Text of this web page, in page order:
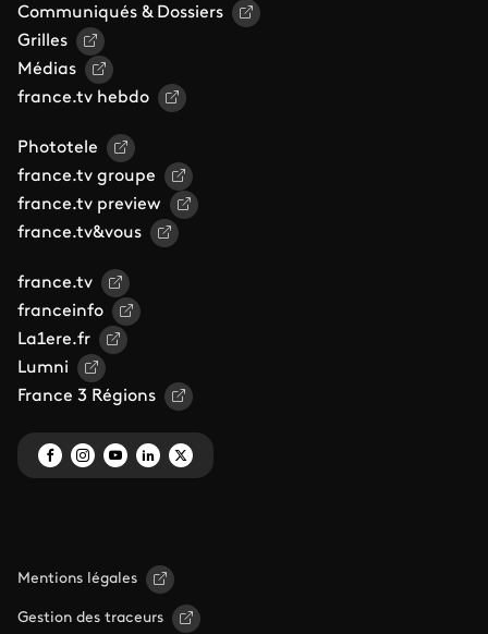
Communiqués & Dossiers
Grilles
Médias
france.tv hebdo
Phototele
france.tv groupe
france.tv preview
france.tv&vous
france.tv
franceinfo
La1ere.fr
Lumni
France 3 Régions
Mentions légales
Gestion des traceurs